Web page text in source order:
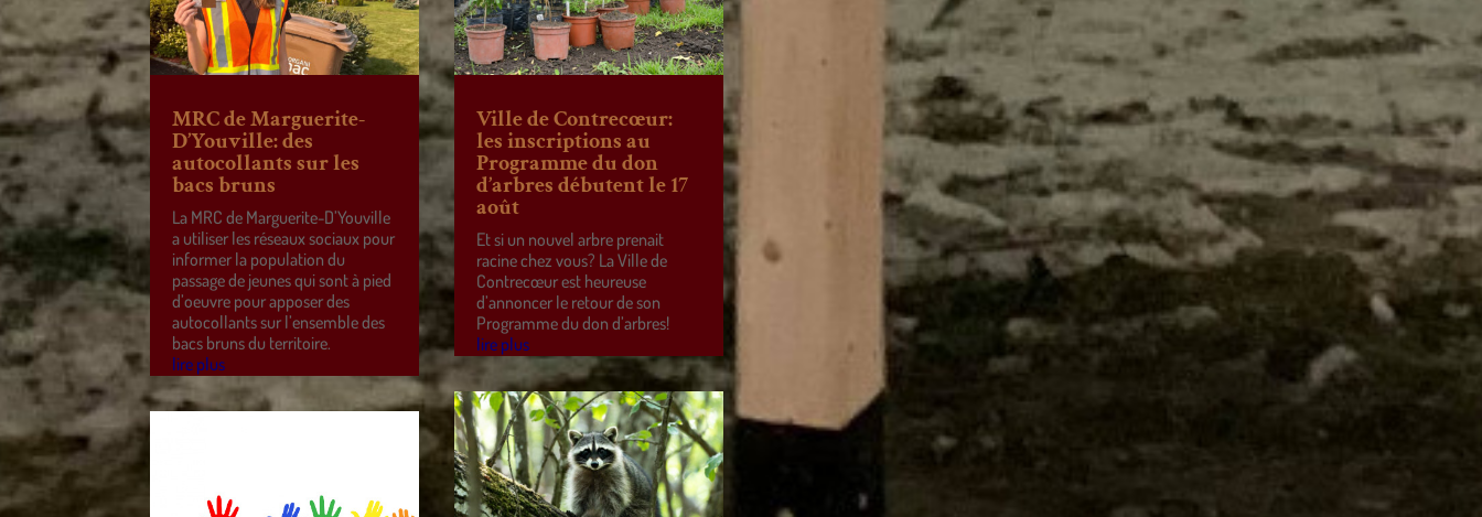
MRC de Marguerite-
D’Youville: des
autocollants sur les
bacs bruns
La MRC de Marguerite-D’Youville
a utiliser les réseaux sociaux pour
informer la population du
passage de jeunes qui sont à pied
d’oeuvre pour apposer des
autocollants sur l’ensemble des
bacs bruns du territoire.
lire plus
Ville de Contrecœur:
les inscriptions au
Programme du don
d’arbres débutent le 17
août
Et si un nouvel arbre prenait
racine chez vous? La Ville de
Contrecœur est heureuse
d’annoncer le retour de son
Programme du don d’arbres!
lire plus